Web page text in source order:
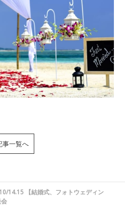
事一覧へ
14.15 【結婚式、フォトウェディン